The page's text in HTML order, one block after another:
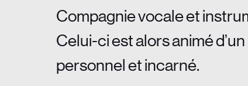
Compagnie vocale et
Celui-ci est alors animé
personnel et incarné.